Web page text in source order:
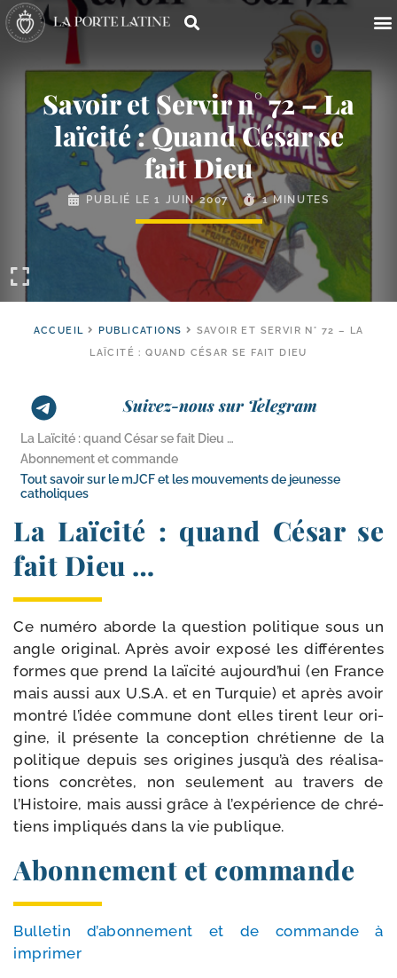
Savoir et Servir n° 72 – La
laïcité : Quand César se
fait Dieu
PUBLIÉ LE1 JUIN 2007 1 MINUTES
ACCUEIL PUBLICATIONS
SAVOIR ET SERVIR N° 72 – LA
LAÏCITÉ : QUAND CÉSAR SE FAIT DIEU
Suivez-nous sur Telegram
La Laïcité : quand César se fait Dieu …
Abonnement et commande
Tout savoir sur le mJCF et les mouvements de jeunesse
catholiques
La Laïcité : quand César se
fait Dieu …
Ce numé­ro aborde la ques­tion poli­tique sous un
angle ori­gi­nal. Après avoir expo­sé les dif­fé­rentes
formes que prend la laï­ci­té aujourd’­hui (en France
mais aus­si aux U.S.A. et en Turquie) et après avoir
mon­tré l’i­dée com­mune dont elles tirent leur ori­
gine, il pré­sente la concep­tion chré­tienne de la
poli­tique depuis ses ori­gines jus­qu’à des réa­li­sa­
tions concrètes, non seule­ment au tra­vers de
l’Histoire, mais aus­si grâce à l’ex­pé­rience de chré­
tiens impli­qués dans la vie publique.
Abonnement et commande
Bulletin d’a­bon­ne­ment et de com­mande à
imprimer